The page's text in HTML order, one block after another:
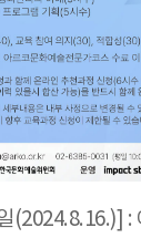
(2024.8.16.)] :